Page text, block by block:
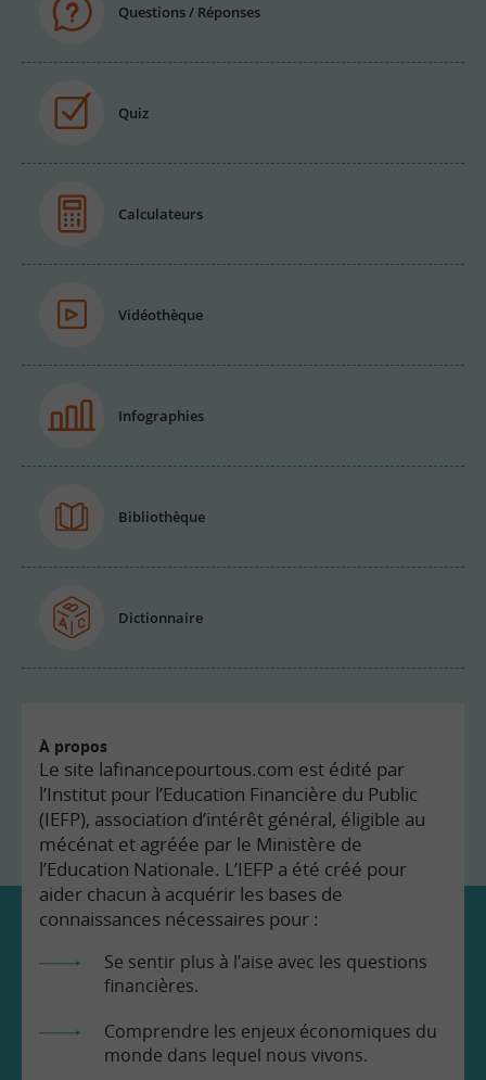
Questions / Réponses
Quiz
Calculateurs
Vidéothèque
Infographies
Bibliothèque
Dictionnaire
À propos
Le site lafinancepourtous.com est édité par
l’Institut pour l’Education Financière du Public
(IEFP), association d’intérêt général, éligible au
mécénat et agréée par le Ministère de
l’Education Nationale. L’IEFP a été créé pour
aider chacun à acquérir les bases de
connaissances nécessaires pour :
Se sentir plus à l’aise avec les questions
financières.
Comprendre les enjeux économiques du
monde dans lequel nous vivons.